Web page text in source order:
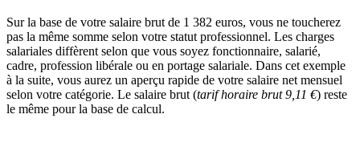
Sur la base de votre salaire brut de 1 382 euros, vous ne toucherez
pas la même somme selon votre statut professionnel. Les charges
salariales diffèrent selon que vous soyez fonctionnaire, salarié,
cadre, profession libérale ou en portage salariale. Dans cet exemple
à la suite, vous aurez un aperçu rapide de votre salaire net mensuel
selon votre catégorie. Le salaire brut (tarif horaire brut 9,11 €) reste
le même pour la base de calcul.